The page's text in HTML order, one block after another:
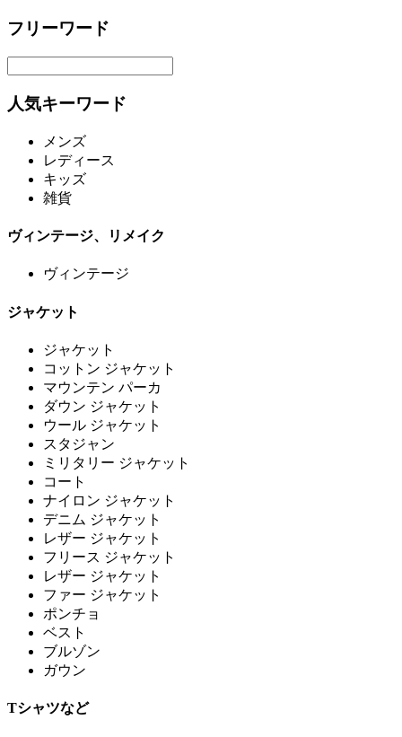
フリーワード
人気キーワード
メンズ
レディース
キッズ
雑貨
ヴィンテージ、リメイク
ヴィンテージ
ジャケット
ジャケット
コットン ジャケット
マウンテン パーカ
ダウン ジャケット
ウール ジャケット
スタジャン
ミリタリー ジャケット
コート
ナイロン ジャケット
デニム ジャケット
レザー ジャケット
フリース ジャケット
レザー ジャケット
ファー ジャケット
ポンチョ
ベスト
ブルゾン
ガウン
Tシャツなど